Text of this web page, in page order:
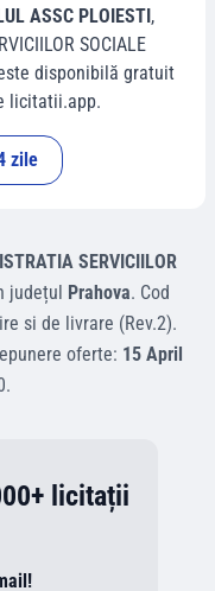
ASSC PLOIESTI,
SOCIALE
disponibilă gratuit
licitatii.app.
zile
SERVICIILOR
județul Prahova. Cod
si de livrare (Rev.2).
oferte: 15 April
.
licitații